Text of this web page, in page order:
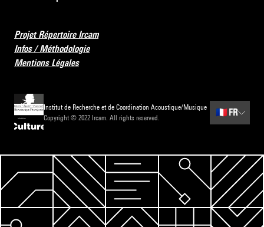
Projet Répertoire Ircam
Infos / Méthodologie
Mentions Légales
Institut de Recherche et de Coordination Acoustique/Musique
Copyright © 2022 Ircam. All rights reserved.
🇫🇷 FR